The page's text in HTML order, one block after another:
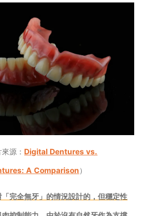
源： Digital Dentures vs.
A Comparison）
「完全無牙」的情況設計的，但穩定性